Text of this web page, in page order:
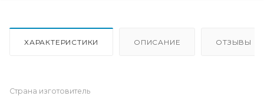
ХАРАКТЕРИСТИКИ ОПИСАНИЕ ОТЗЫВЫ
Страна изготовитель